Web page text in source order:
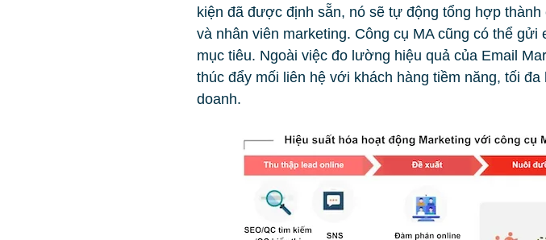
kiện đã được định sẵn, nó sẽ tự động tổng hợp
và nhân viên marketing. Công cụ MA cũng có thể
mục tiêu. Ngoài việc đo lường hiệu quả của Email
thúc đẩy mối liên hệ với khách hàng tiềm năng, tối
doanh.